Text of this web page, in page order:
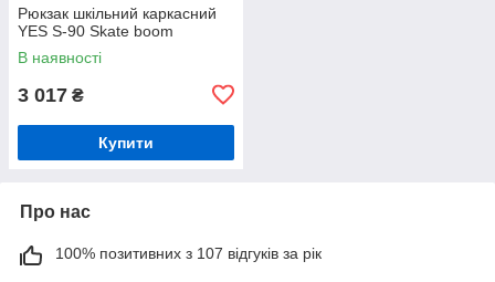
Рюкзак шкільний каркасний
YES S-90 Skate boom
В наявності
3 017 ₴
Купити
Про нас
100% позитивних з 107 відгуків за рік